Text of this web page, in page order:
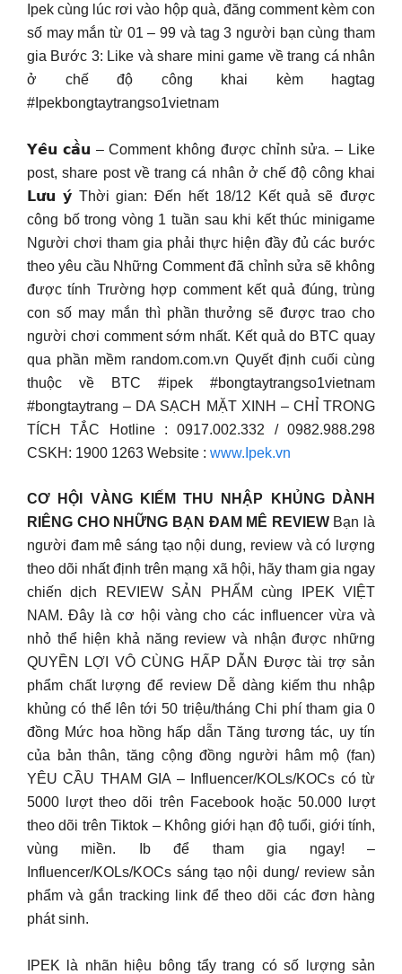
Ipek cùng lúc rơi vào hộp quà, đăng comment kèm con
số may mắn từ 01 – 99 và tag 3 người bạn cùng tham
gia Bước 3: Like và share mini game về trang cá nhân
ở chế độ công khai kèm hagtag
#Ipekbongtaytrangso1vietnam
𝗬𝗲̂𝘂 𝗰𝗮̂̀𝘂 – Comment không được chỉnh sửa. – Like
post, share post về trang cá nhân ở chế độ công khai
𝗟𝘂̛𝘂 𝘆́ Thời gian: Đến hết 18/12 Kết quả sẽ được
công bố trong vòng 1 tuần sau khi kết thúc minigame
Người chơi tham gia phải thực hiện đầy đủ các bước
theo yêu cầu Những Comment đã chỉnh sửa sẽ không
được tính Trường hợp comment kết quả đúng, trùng
con số may mắn thì phần thưởng sẽ được trao cho
người chơi comment sớm nhất. Kết quả do BTC quay
qua phần mềm random.com.vn Quyết định cuối cùng
thuộc về BTC #ipek #bongtaytrangso1vietnam
#bongtaytrang – DA SẠCH MẶT XINH – CHỈ TRONG
TÍCH TẮC Hotline : 0917.002.332 / 0982.988.298
CSKH: 1900 1263 Website : www.Ipek.vn
CƠ HỘI VÀNG KIẾM THU NHẬP KHỦNG DÀNH
RIÊNG CHO NHỮNG BẠN ĐAM MÊ REVIEWBạn là
người đam mê sáng tạo nội dung, review và có lượng
theo dõi nhất định trên mạng xã hội, hãy tham gia ngay
chiến dịch REVIEW SẢN PHẨM cùng IPEK VIỆT
NAM. Đây là cơ hội vàng cho các influencer vừa và
nhỏ thể hiện khả năng review và nhận được những
QUYỀN LỢI VÔ CÙNG HẤP DẪN Được tài trợ sản
phẩm chất lượng để review Dễ dàng kiếm thu nhập
khủng có thể lên tới 50 triệu/tháng Chi phí tham gia 0
đồng Mức hoa hồng hấp dẫn Tăng tương tác, uy tín
của bản thân, tăng cộng đồng người hâm mộ (fan)
YÊU CẦU THAM GIA – Influencer/KOLs/KOCs có từ
5000 lượt theo dõi trên Facebook hoặc 50.000 lượt
theo dõi trên Tiktok – Không giới hạn độ tuổi, giới tính,
vùng miền. Ib để tham gia ngay! –
Influencer/KOLs/KOCs sáng tạo nội dung/ review sản
phẩm và gắn tracking link để theo dõi các đơn hàng
phát sinh.
IPEK là nhãn hiệu bông tẩy trang có số lượng sản